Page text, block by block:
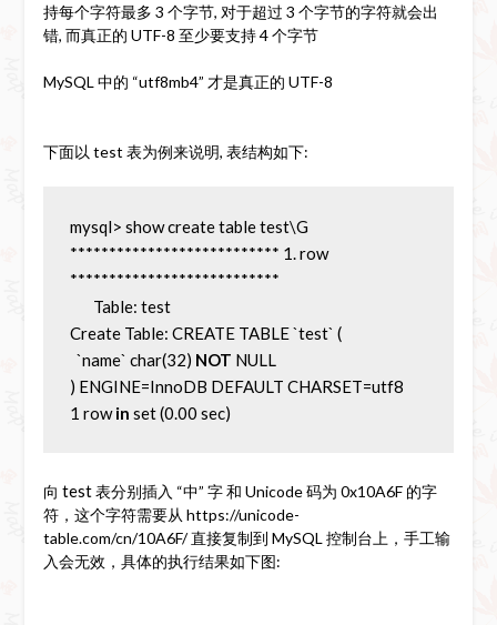
持每个字符最多 3 个字节, 对于超过 3 个字节的字符就会出
错, 而真正的 UTF-8 至少要支持 4 个字节
MySQL 中的 “utf8mb4” 才是真正的 UTF-8
下面以 test 表为例来说明, 表结构如下:
mysql> show create table test\G
*************************** 1. row
***************************
       Table: test
Create Table: CREATE TABLE `test` (
  `name` char(32)
NOT NULL
) ENGINE=InnoDB DEFAULT CHARSET=utf8
1 row in set (0.00 sec)
向 test表分别插入 “中” 字 和 Unicode 码为 0x10A6F 的字
符，这个字符需要从 https://unicode-
table.com/cn/10A6F/ 直接复制到 MySQL 控制台上，手工输
入会无效，具体的执行结果如下图: